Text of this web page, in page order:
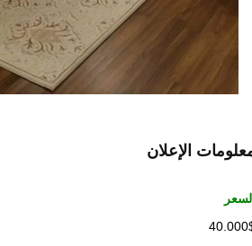
الإعلان
السعر